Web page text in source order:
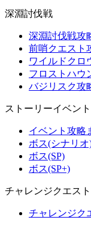
深淵討伐戦
深淵討伐戦攻
前哨クエスト
ワイルドクロ
フロストハウ
バジリスク攻
ストーリーイベント
イベント攻略
ボス(シナリオ
ボス(SP)
ボス(SP+)
チャレンジクエスト
チャレンジク